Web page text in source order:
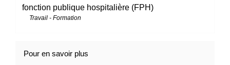
fonction publique hospitalière (FPH)
Travail - Formation
Pour en savoir plus